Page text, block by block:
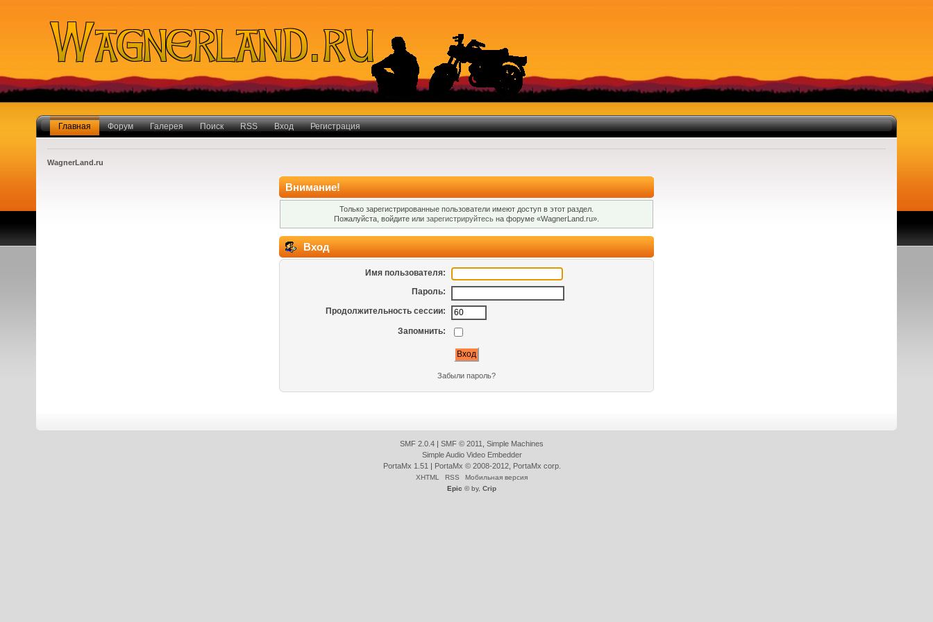
Главная Форум Галерея Поиск RSS Вход Регистрация
WagnerLand.ru
Внимание!
Только зарегистрированные пользователи имеют доступ в этот раздел.
Пожалуйста, войдите или зарегистрируйтесь на форуме «WagnerLand.ru».
Вход
Имя пользователя:
Пароль:
Продолжительность сессии:
Запомнить:
Забыли пароль?
SMF 2.0.4 SMF © 2011
Simple Machines
Simple Audio Video Embedder
PortaMx 1.51
PortaMx © 2008-2012, PortaMx corp.
XHTML RSS
Мобильная версия
Epic © by, Crip